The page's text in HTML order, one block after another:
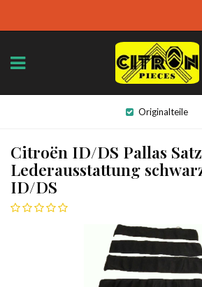
Originalteile
Citroën ID/DS Pallas
Lederausstattung
ID/DS